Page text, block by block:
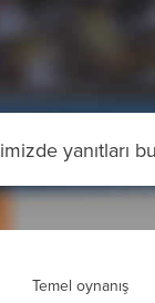
Temel oynanış